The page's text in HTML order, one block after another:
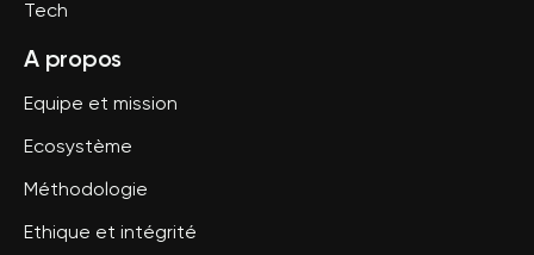
Tech
A propos
Equipe et mission
Ecosystème
Méthodologie
Ethique et intégrité